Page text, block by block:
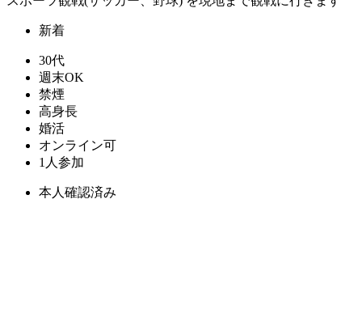
新着
30代
週末OK
禁煙
高身長
婚活
オンライン可
1人参加
本人確認済み